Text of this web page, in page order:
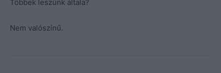
Többek leszünk általa?
Nem valószínű.